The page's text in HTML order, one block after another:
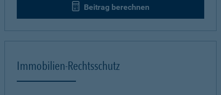
Beitrag berechnen
Immobilien-Rechtsschutz